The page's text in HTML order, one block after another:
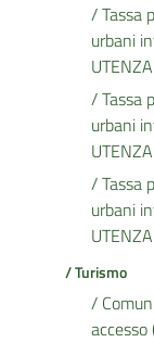
/ Tassa
urbani
/ Tassa
urbani
/ Tassa
urbani
/ Turismo
/